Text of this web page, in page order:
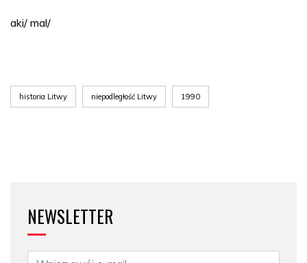
aki/ mal/
historia Litwy niepodległość Litwy 1990
NEWSLETTER